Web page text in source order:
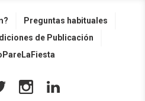
Preguntas habituales
de Publicación